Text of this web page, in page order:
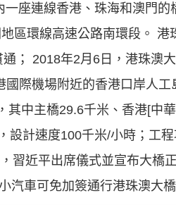
座連線香港、珠海和澳門的
區環線高速公路南環段。 港
； 2018年2月6日，港珠澳
際機場附近的香港口岸人
中主橋29.6千米、香港[中
設計速度100千米/小時；工
習近平出席儀式並宣布大橋
汽車可免加簽通行港珠澳大橋